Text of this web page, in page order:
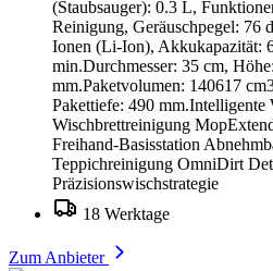
(Staubsauger): 0.3 L,
Reinigung, Geräuschpegel:
Ionen (Li-Ion), Akkukapazität:
min.Durchmesser: 35 cm,
mm.Paketvolumen: 140617
Pakettiefe: 490 mm.Intelligente
Wischbrettreinigung
Freihand-Basisstation
Teppichreinigung OmniDirt
Präzisionswischstrategie
18 Werktage
Zum Anbieter